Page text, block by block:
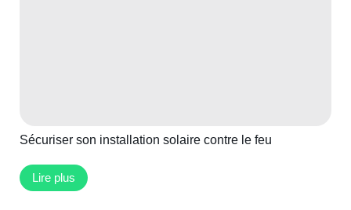
Sécuriser son installation solaire contre le feu
Lire plus